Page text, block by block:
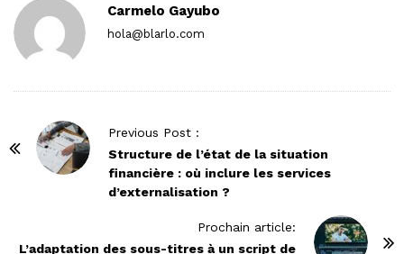
Carmelo Gayubo
hola@blarlo.com
Previous Post :
Structure de l’état de la situation
financière : où inclure les services
d’externalisation ?
Prochain article:
L’adaptation des sous-titres à un script de